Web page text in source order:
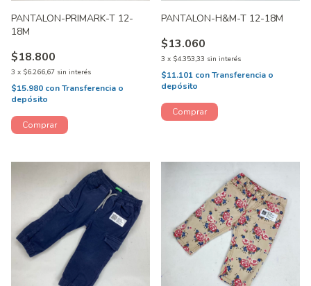
PANTALON-PRIMARK-T 12-
18M
$18.800
3 x $6.266,67 sin interés
$15.980 conTransferencia o
depósito
PANTALON-H&M-T 12-18M
$13.060
3 x $4.353,33 sin interés
$11.101 conTransferencia o
depósito